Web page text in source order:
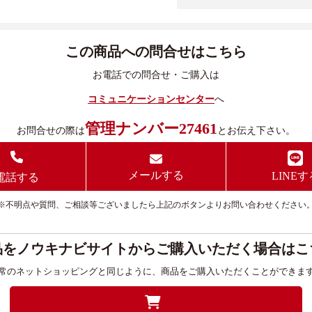
この商品への問合せはこちら
お電話での問合せ・ご購入は
コミュニケーションセンターへ
お問合せの際は管理ナンバー27461 とお伝え下さい。
話する メールする LINEす
不明点や質問、ご相談等ございましたら上記のボタンよりお問い合わせください。
ノウキナビサイトからご購入いただく場合はこ
のネットショッピングと同じように、商品をご購入いただくことができます